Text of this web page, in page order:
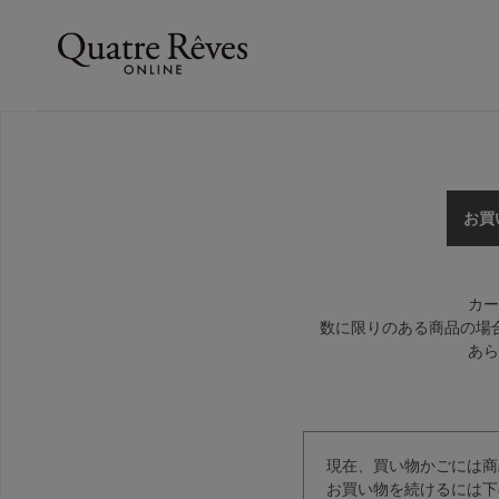
お買
カ
数に限りのある商品の場
あ
現在、買い物かごには
お買い物を続けるには